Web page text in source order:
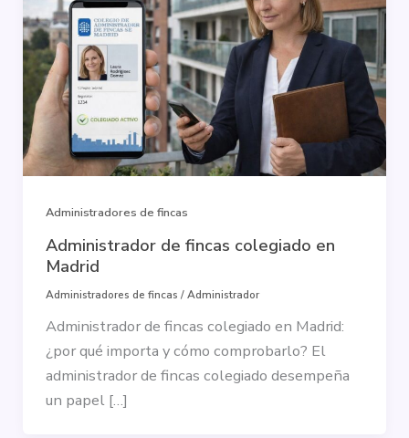
Administradores de fincas
Administrador de fincas colegiado en
Madrid
Administradores de fincas /Administrador
Administrador de fincas colegiado en Madrid:
¿por qué importa y cómo comprobarlo? El
administrador de fincas colegiado desempeña
un papel […]